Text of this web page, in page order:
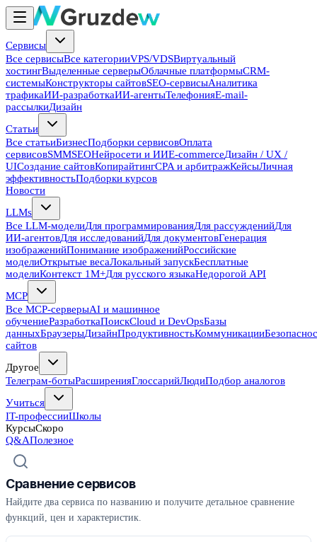
Сервисы
Все сервисыВсе категорииVPS/VDSВиртуальный
хостингВыделенные серверыОблачные платформыCRM-
системыКонструкторы сайтовSEO-сервисыАналитика
трафикаИИ-разработкаИИ-агентыТелефонияE-mail-
рассылкиДизайн
Статьи
Все статьиБизнесПодборки сервисовОплата
сервисовSMMSEOНейросети и ИИE-commerceДизайн / UX /
UIСоздание сайтовКопирайтингCPA и арбитражКейсыЛичная
эффективностьПодборки курсов
Новости
LLMs
Все LLM-моделиДля программированияДля рассужденийДля
ИИ-агентовДля исследованийДля документовГенерация
изображенийПонимание изображенийРоссийские
моделиОткрытые весаЛокальный запускБесплатные
моделиКонтекст 1M+Для русского языкаНедорогой API
MCP
Все MCP-серверыAI и машинное
обучениеРазработкаПоискCloud и DevOpsБазы
данныхБраузерыДизайнПродуктивностьКоммуникации
сайтов
Другое
Телеграм-ботыРасширенияГлоссарийЛюдиПодбор аналогов
Учиться
IT-профессииШколы
КурсыСкоро
Q&AПолезное
Сравнение сервисов
Найдите два сервиса по названию и получите детальное сравнение
функций, цен и характеристик.